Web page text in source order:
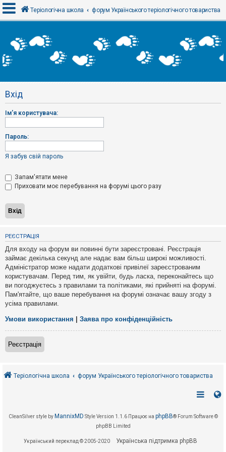
х
і
Р
є
т
р
а
і
Т
м
и
б
з
в
і
д
п
о
в
і
д
е
й
А
к
т
и
і
Теріологічна школа форум Українського теріологічного товариства
Вхід
Ім'я користувача:
Пароль:
Я забув свій пароль
Запам'ятати мене
Приховати моє перебування на форумі цього разу
РЕЄСТРАЦІЯ
Для входу на форум ви повинні бути зареєстровані. Реєстрація
займає декілька секунд але надає вам більш широкі можливості.
Адміністратор може надати додаткові привілеї зареєстрованим
користувачам. Перед тим, як увійти, будь ласка, переконайтесь що
ви погоджуєтесь з правилами та політиками, які прийняті на форумі.
Пам'ятайте, що ваше перебування на форумі означає вашу згоду з
усіма правилами.
Умови використання Заява про конфіденційність
Реєстрація
Теріологічна школа форум Українського теріологічного товариства
CleanSilver style by MannixMD Style Version 1.1.6 Працює на phpBB® Forum Software ©
phpBB Limited
Український переклад © 2005-2020 Українська підтримка phpBB